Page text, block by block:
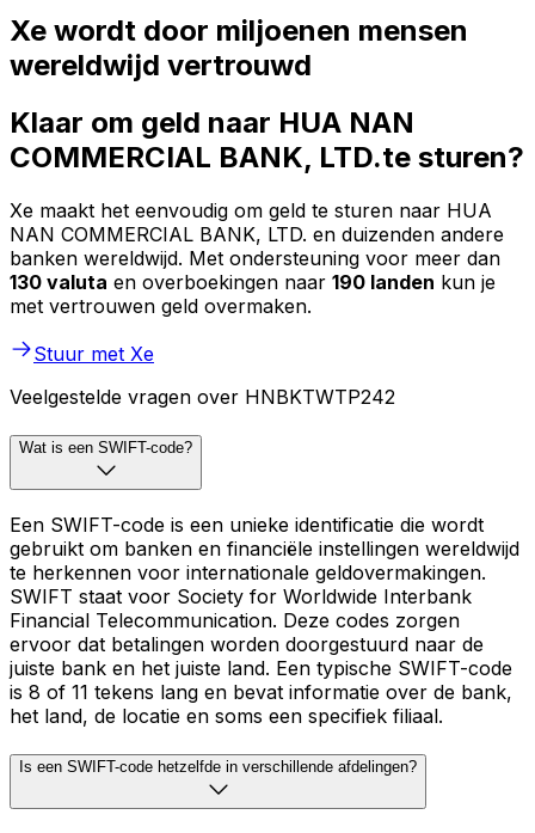
Xe wordt door miljoenen mensen
wereldwijd vertrouwd
Klaar om geld naar HUA NAN
COMMERCIAL BANK, LTD.te sturen?
Xe maakt het eenvoudig om geld te sturen naar HUA
NAN COMMERCIAL BANK, LTD. en duizenden andere
banken wereldwijd. Met ondersteuning voor meer dan
130 valuta en overboekingen naar 190 landen kun je
met vertrouwen geld overmaken.
Stuur met Xe
Veelgestelde vragen over HNBKTWTP242
Wat is een SWIFT-code?
Een SWIFT-code is een unieke identificatie die wordt
gebruikt om banken en financiële instellingen wereldwijd
te herkennen voor internationale geldovermakingen.
SWIFT staat voor Society for Worldwide Interbank
Financial Telecommunication. Deze codes zorgen
ervoor dat betalingen worden doorgestuurd naar de
juiste bank en het juiste land. Een typische SWIFT-code
is 8 of 11 tekens lang en bevat informatie over de bank,
het land, de locatie en soms een specifiek filiaal.
Is een SWIFT-code hetzelfde in verschillende afdelingen?